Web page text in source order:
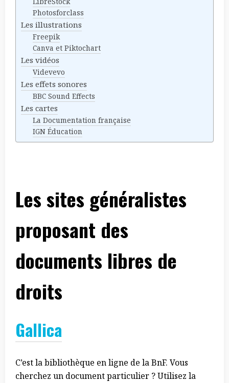
Photosforclass
Les illustrations
Freepik
Canva et Piktochart
Les vidéos
Videvevo
Les effets sonores
BBC Sound Effects
Les cartes
La Documentation française
IGN Éducation
Les sites généralistes
proposant des
documents libres de
droits
Gallica
C’est la bibliothèque en ligne de la BnF. Vous
cherchez un document particulier ? Utilisez la